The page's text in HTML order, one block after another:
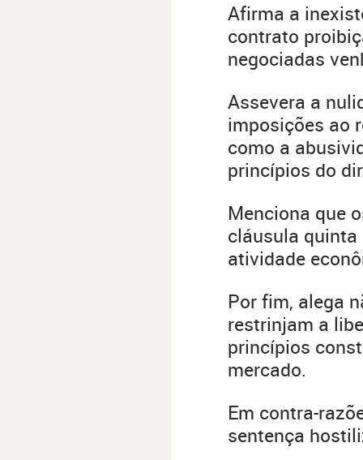
Afirma a
contrato
negociadas
Assevera a
imposições ao
como a
princípios do
Menciona que
cláusula
atividade
Por fim, alega
restrinjam a
princípios
mercado.
Em contra-
sentença